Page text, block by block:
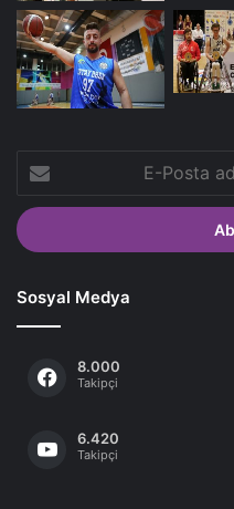
Posta
adresinizi
giriniz
Sosyal Medya
8.000
Takipçi
6.420
Takipçi